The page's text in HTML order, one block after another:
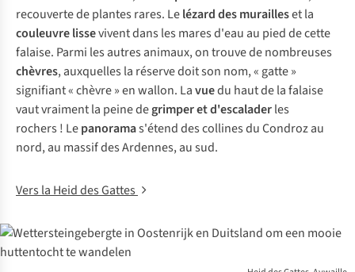
recouverte de plantes rares. Lelézard des murailleset la
couleuvrelissevivent dans les mares d'eau au pied de cette
falaise. Parmi les autres animaux, on trouve de nombreuses
chèvres, auxquelles la réserve doit son nom, « gatte »
signifiant « chèvre » en wallon. Lavuedu haut de la falaise
vaut vraiment la peine degrimper et d'escaladerles
rochers ! Lepanoramas'étend des collines du Condroz au
nord, au massif des Ardennes, au sud.
Vers la Heid des Gattes